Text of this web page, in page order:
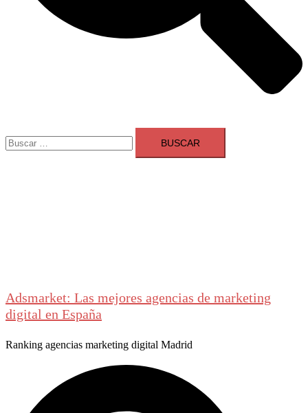
Buscar:
Adsmarket: Las mejores agencias de marketing
digital en España
Ranking agencias marketing digital Madrid